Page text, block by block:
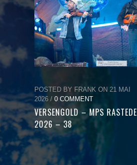
POSTED BY FRANK ON 21 MAI
2026 / 0 COMMENT
VERSENGOLD – MPS RASTEDE
2026 – 38